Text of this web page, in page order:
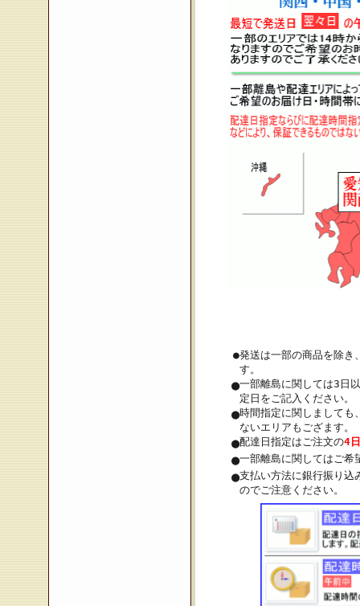
●発送は一部の商品を除き
す。
●一部離島に関しては3日
定日をご記入ください。
●時間指定に関しましても
ないエリアもござます。
●配達日指定はご注文の4
●一部離島に関してはご希
●支払い方法に銀行振り込
のでご注意ください。